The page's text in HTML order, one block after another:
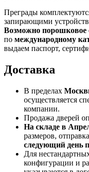
Преграды
запирающими
Возможно порошковое
по международному
выдаем паспорт,
Доставка
В пределах
осуществляется
компании.
Продажа дверей
На складе в
размеров,
следующий день
Для
конфигурации и